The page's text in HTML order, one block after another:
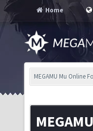
Home
MEGAMU Mu Online